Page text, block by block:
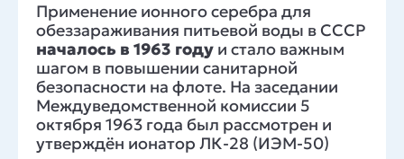
Применение ионного серебра для
обеззараживания питьевой воды в СССР
началось в 1963 году и стало важным
шагом в повышении санитарной
безопасности на флоте. На заседании
Междуведомственной комиссии 5
октября 1963 года был рассмотрен и
утверждён ионатор ЛК-28 (ИЭМ-50)